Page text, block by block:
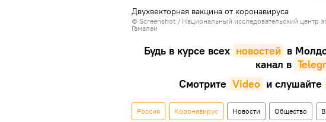
Двухвекторная вакцина от коронавируса
© Screenshot / Национальный исследовательский
Гамалеи
Будь в курсе всех новостей в
канал в
Смотрите Video и слушайте
Россия Коронавирус Новости Общество